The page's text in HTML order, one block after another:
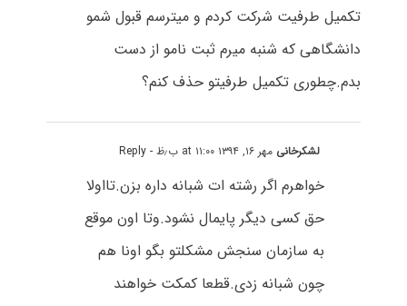
تکمیل طرفیت شرکت کردم و میترسم قبول شمو
دانشگاهی که شنبه میرم ثبت نامو از دست
بدم.چطوری تکمیل طرفیتو حذف کنم؟
لشکرخانی مهر ۱۶, ۱۳۹۴ at ۱۱:۰۰ ب٫ظ - Reply
خواهرم اگر رشته ات شبانه داره بزن.تااولا
حق کسی دیگر پایمال نشود.وتا اون موقع
به سازمان سنجش مشکلتو بگو اونا هم
چون شبانه زدی.قطعا کمکت خواهند